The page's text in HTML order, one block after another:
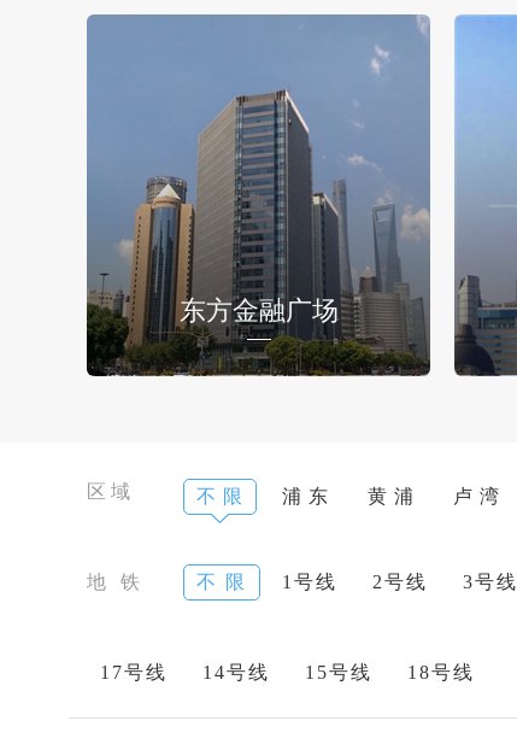
东方金融广场
区域 不 限 浦 东 黄 浦 卢 湾
地 铁 不 限 1号线 2号线 3号线
17号线 14号线 15号线 18号线